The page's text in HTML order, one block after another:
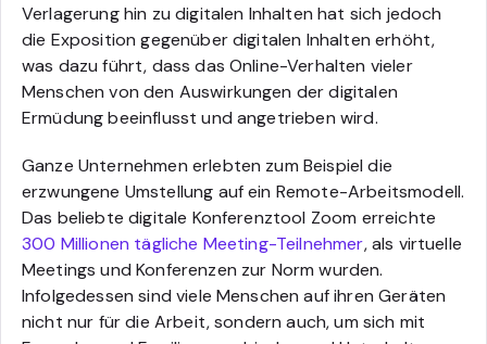
Verlagerung hin zu digitalen Inhalten hat sich jedoch
die Exposition gegenüber digitalen Inhalten erhöht,
was dazu führt, dass das Online-Verhalten vieler
Menschen von den Auswirkungen der digitalen
Ermüdung beeinflusst und angetrieben wird.
Ganze Unternehmen erlebten zum Beispiel die
erzwungene Umstellung auf ein Remote-Arbeitsmodell.
Das beliebte digitale Konferenztool Zoom erreichte
300 Millionen tägliche Meeting-Teilnehmer, als virtuelle
Meetings und Konferenzen zur Norm wurden.
Infolgedessen sind viele Menschen auf ihren Geräten
nicht nur für die Arbeit, sondern auch, um sich mit